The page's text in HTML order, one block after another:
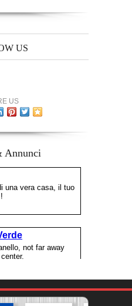
US
US
Annunci